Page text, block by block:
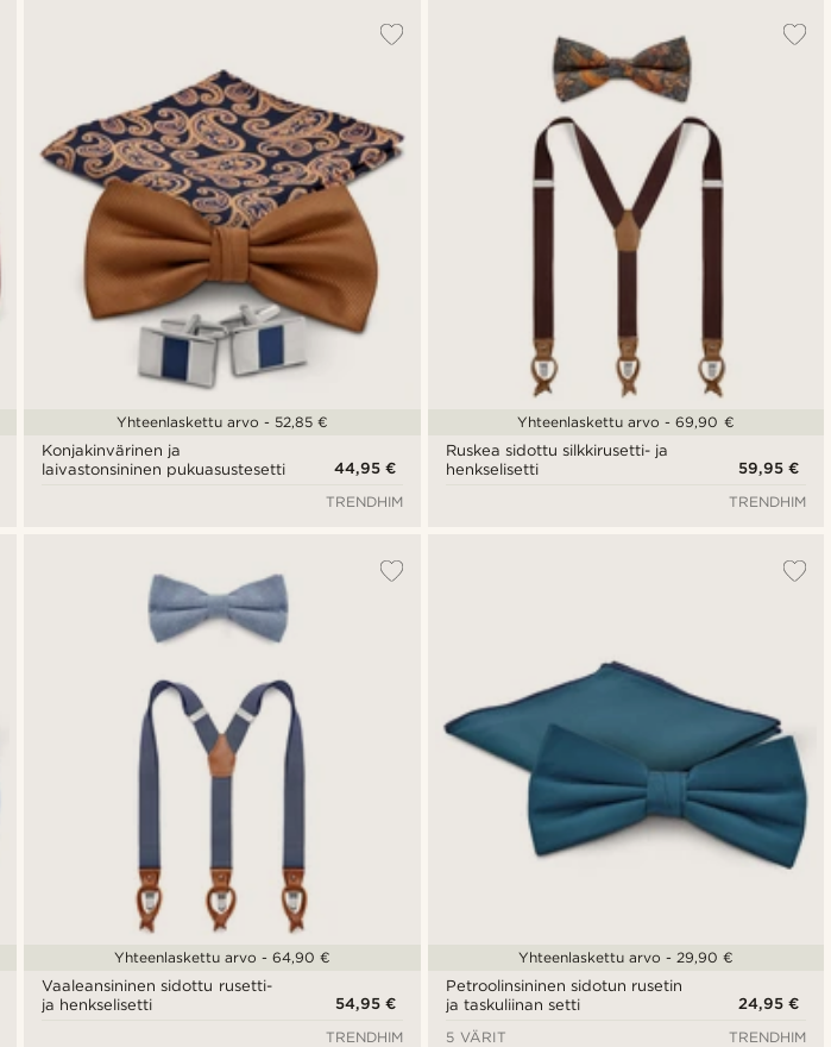
Konjakinvärinen ja
laivastonsininen pukuasustesetti
44,95 €
Yhteenlaskettu arvo - 52,85 €
TRENDHIM
Ruskea sidottu silkkirusetti- ja
henkselisetti
59,95 €
Yhteenlaskettu arvo - 69,90 €
TRENDHIM
Vaaleansininen sidottu rusetti-
ja henkselisetti
54,95 €
Yhteenlaskettu arvo - 64,90 €
TRENDHIM
Petroolinsininen sidotun rusetin
ja taskuliinan setti
24,95 €
Yhteenlaskettu arvo - 29,90 €
5 VÄRIT TRENDHIM